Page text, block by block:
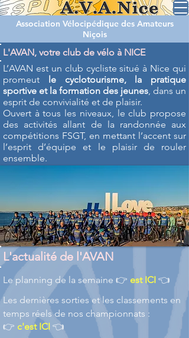
Association Vélocipédique des Amateurs
Niçois
L'AVAN, votre club de vélo à NICE
L’AVAN est un club cycliste situé à Nice qui
promeut le cyclotourisme, la pratique
sportive et la formation des jeunes, dans un
esprit de convivialité et de plaisir.
Ouvert à tous les niveaux, le club propose
des activités allant de la randonnée aux
compétitions FSGT, en mettant l’accent sur
l’esprit d’équipe et le plaisir de rouler
ensemble.
L'actualité de l'AVAN
​Le planning de la semaine 👉 est ICI 👈
Les dernières sorties et les classements en
temps réels de nos championnats :
👉 c'est ICI 👈